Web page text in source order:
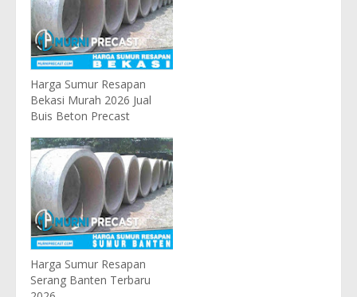
Harga Sumur Resapan
Bekasi Murah 2026 Jual
Buis Beton Precast
Harga Sumur Resapan
Serang Banten Terbaru